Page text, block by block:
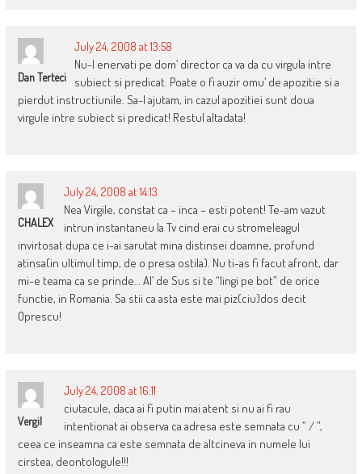
Dan Terteci
July 24, 2008 at 13:58
Nu-l enervati pe dom’ director ca va da cu virgula intre
subiect si predicat. Poate o fi auzir omu’ de apozitie si a
pierdut instructiunile. Sa-l ajutam, in cazul apozitiei sunt doua
virgule intre subiect si predicat! Restul altadata!
CHALEX
July 24, 2008 at 14:13
Nea Virgile, constat ca – inca – esti potent! Te-am vazut
intrun instantaneu la Tv cind erai cu stromeleagul
invirtosat dupa ce i-ai sarutat mina distinsei doamne, profund
atinsa(in ultimul timp, de o presa ostila). Nu ti-as fi facut afront, dar
mi-e teama ca se prinde… Al’ de Sus si te “lingi pe bot” de orice
functie, in Romania. Sa stii ca asta este mai piz(ciu)dos decit
Oprescu!
Vergil
July 24, 2008 at 16:11
ciutacule, daca ai fi putin mai atent si nu ai fi rau
intentionat ai observa ca adresa este semnata cu ” / ”,
ceea ce inseamna ca este semnata de altcineva in numele lui
cirstea, deontologule!!!